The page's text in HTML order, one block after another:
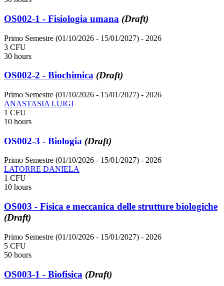
OS002-1 - Fisiologia umana (Draft)
Primo Semestre (01/10/2026 - 15/01/2027) - 2026
3 CFU
30 hours
OS002-2 - Biochimica (Draft)
Primo Semestre (01/10/2026 - 15/01/2027) - 2026
ANASTASIA LUIGI
1 CFU
10 hours
OS002-3 - Biologia (Draft)
Primo Semestre (01/10/2026 - 15/01/2027) - 2026
LATORRE DANIELA
1 CFU
10 hours
OS003 - Fisica e meccanica delle strutture biologiche
(Draft)
Primo Semestre (01/10/2026 - 15/01/2027) - 2026
5 CFU
50 hours
OS003-1 - Biofisica (Draft)